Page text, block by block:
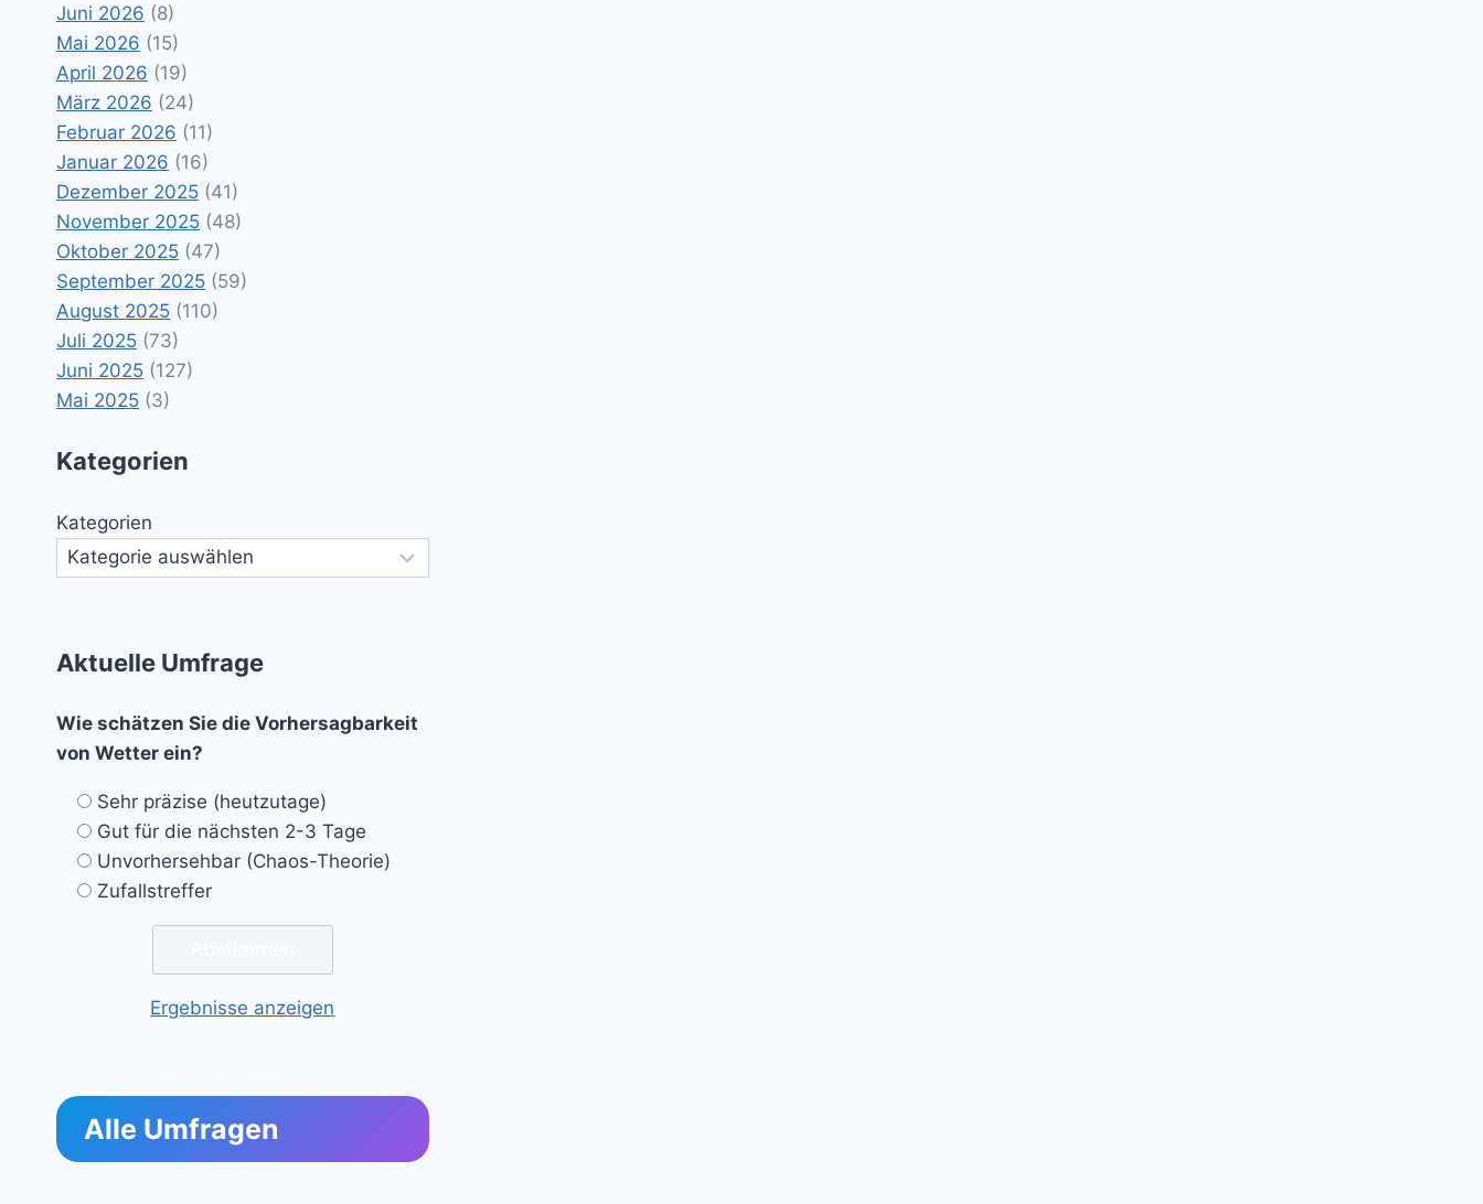
Juni 2026 (8)
Mai 2026 (15)
April 2026 (19)
März 2026 (24)
Februar 2026 (11)
Januar 2026 (16)
Dezember 2025 (41)
November 2025 (48)
Oktober 2025 (47)
September 2025 (59)
August 2025 (110)
Juli 2025 (73)
Juni 2025 (127)
Mai 2025 (3)
Kategorien
Kategorien
Aktuelle Umfrage
Wie schätzen Sie die Vorhersagbarkeit
von Wetter ein?
Sehr präzise (heutzutage)
Gut für die nächsten 2-3 Tage
Unvorhersehbar (Chaos-Theorie)
Zufallstreffer
Ergebnisse anzeigen
Alle Umfragen